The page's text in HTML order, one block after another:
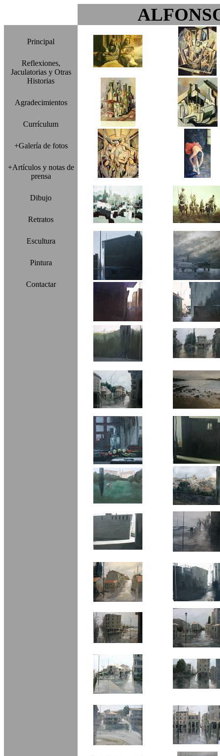
Principal
Reflexiones,
Jaculatorias y Otras
Historias
Agradecimientos
Currículum
+Galería de fotos
+Artículos y notas de
prensa
Dibujo
Retratos
Escultura
Pintura
Contactar